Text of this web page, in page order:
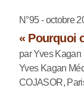
N°95 - octobre
« Pourquoi
par Yves Kagan
Yves Kagan
COJASOR,